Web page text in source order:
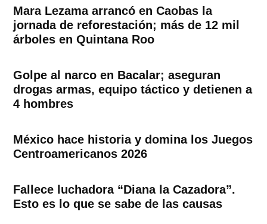
Mara Lezama arrancó en Caobas la
jornada de reforestación; más de 12 mil
árboles en Quintana Roo
Golpe al narco en Bacalar; aseguran
drogas armas, equipo táctico y detienen a
4 hombres
México hace historia y domina los Juegos
Centroamericanos 2026
Fallece luchadora “Diana la Cazadora”.
Esto es lo que se sabe de las causas